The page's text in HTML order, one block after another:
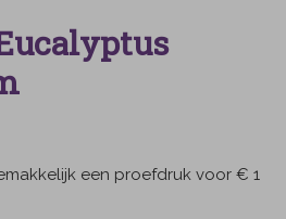
een proefdruk voor € 1